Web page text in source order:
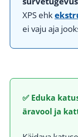
XPS ehk
ei vaju aja
✅ Eduka
äravool ja